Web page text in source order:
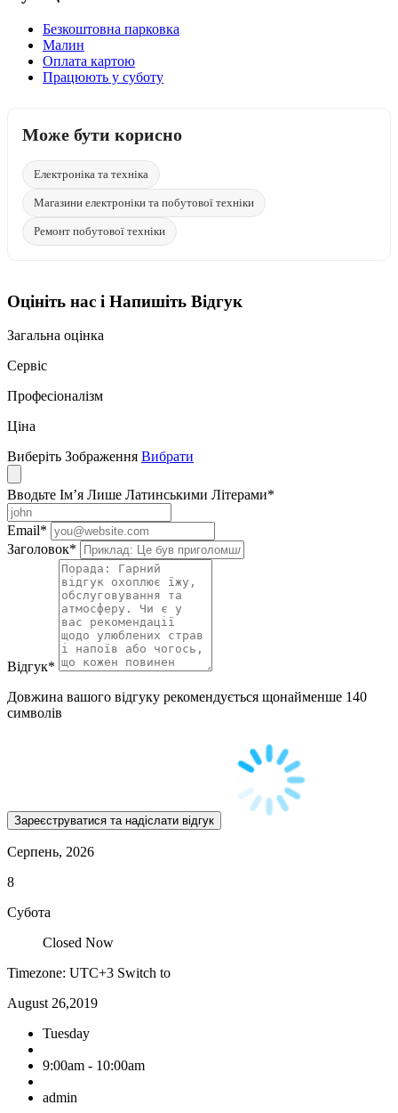
Безкоштовна парковка
Малин
Оплата картою
Працюють у суботу
Може бути корисно
Електроніка та техніка
Магазини електроніки та побутової техніки
Ремонт побутової техніки
Оцініть нас і Напишіть Відгук
Загальна оцінка
Сервіс
Професіоналізм
Ціна
Виберіть Зображення Вибрати
Вводьте Ім’я Лише Латинськими Літерами*
Email*
Заголовок*
Відгук*
Довжина вашого відгуку рекомендується щонайменше 140
символів
Серпень, 2026
8
Субота
Closed Now
Timezone: UTC+3 Switch to
August 26,2019
Tuesday
9:00am - 10:00am
admin